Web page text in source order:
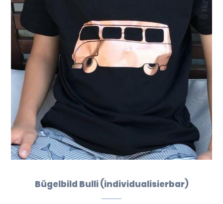
Bügelbild Bulli (individualisierbar)